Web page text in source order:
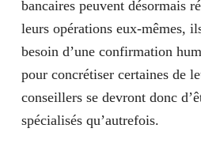
bancaires peuvent désormais
leurs opérations eux-mêmes,
besoin d’une confirmation
pour concrétiser certaines de
conseillers se devront donc
spécialisés qu’autrefois.